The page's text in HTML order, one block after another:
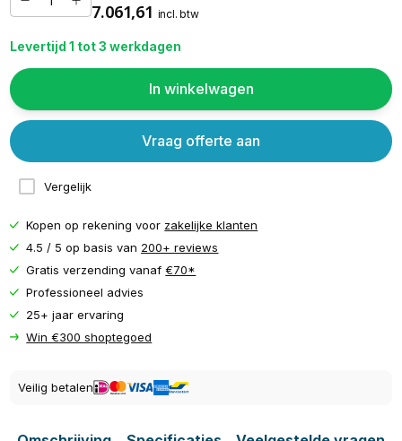
7.061,61 incl. btw
Levertijd 1 tot 3 werkdagen
In winkelwagen
Vergelijk
Vraag offerte aan
Kopen op rekening voor zakelijke klanten
4.5 / 5 op basis van 200+ reviews
Gratis verzending vanaf€70*
Professioneel advies
25+ jaar ervaring
Win €300 shoptegoed
Veilig betalen